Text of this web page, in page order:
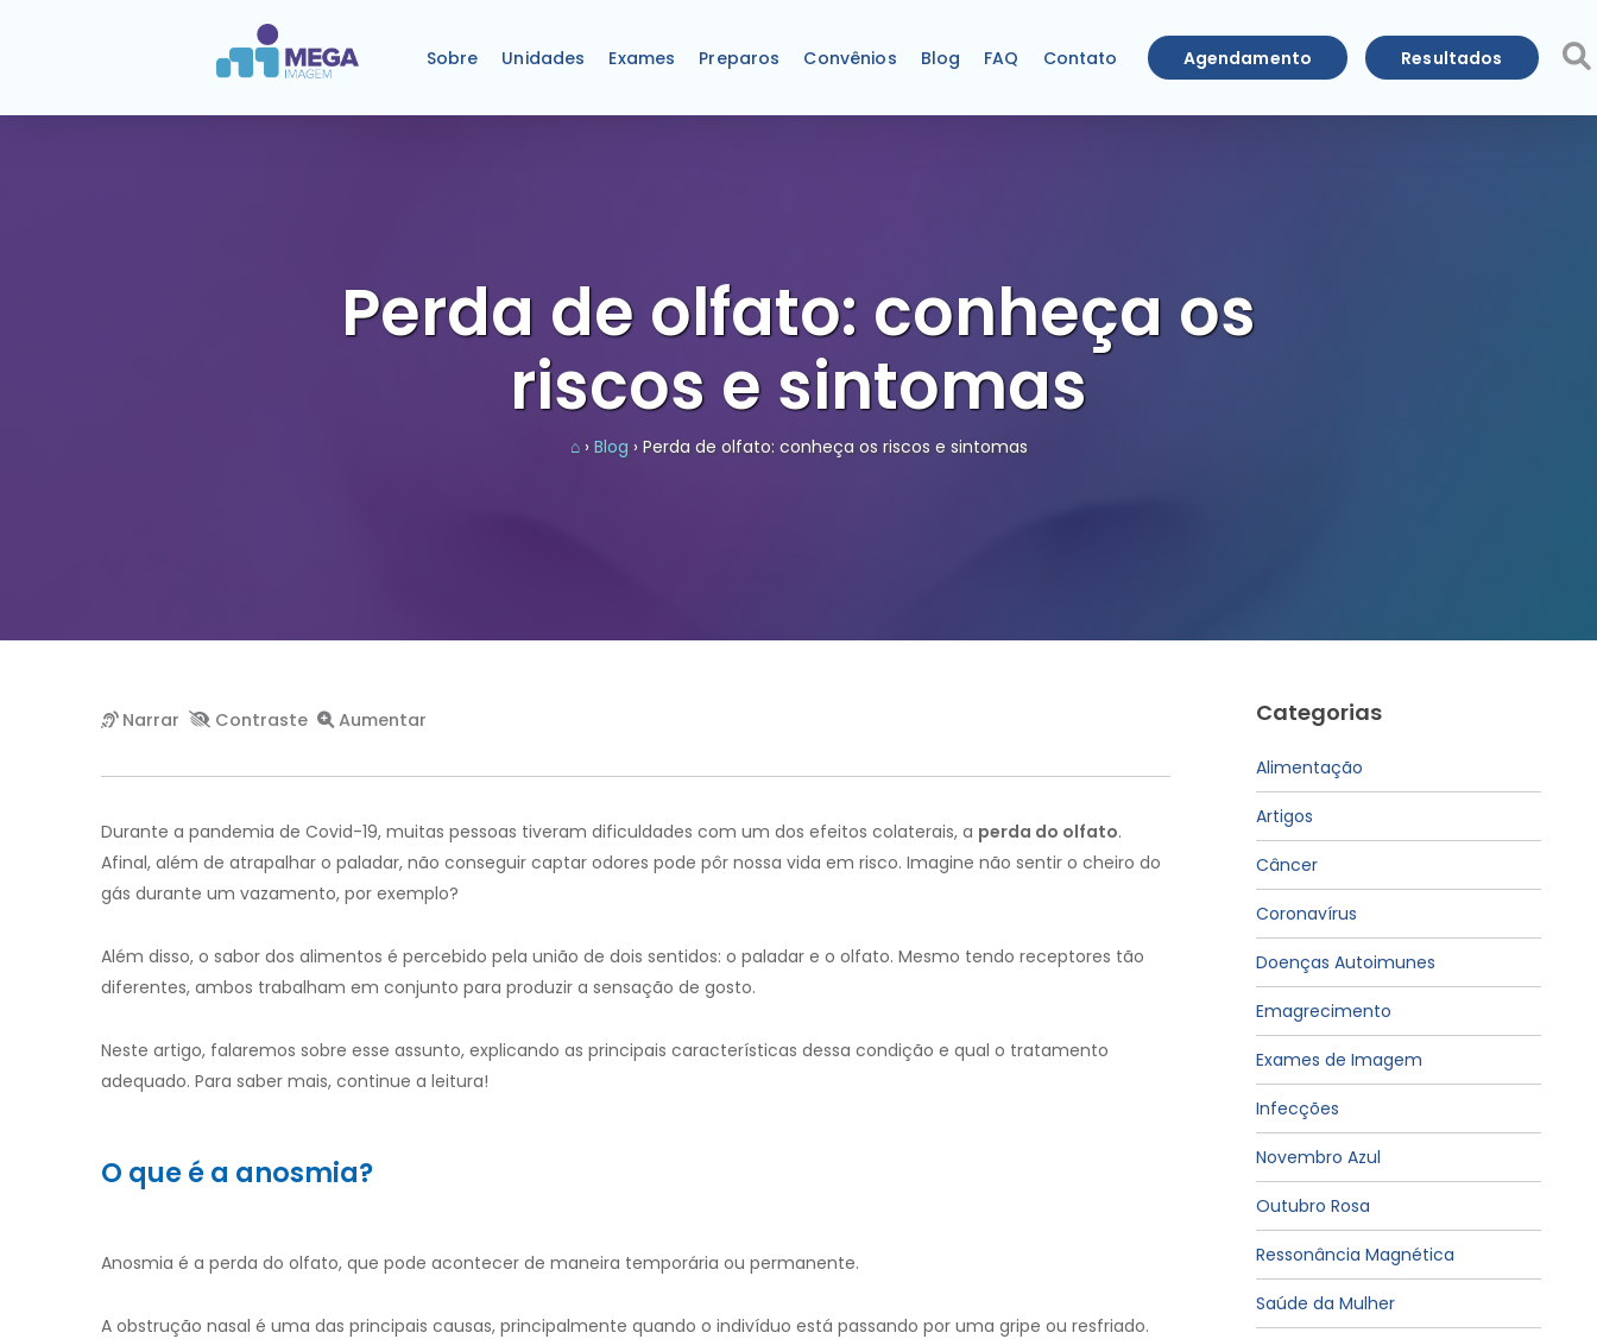
Sobre Unidades Exames Preparos Convênios Blog FAQ Contato Agendamento Resultados
Perda de olfato: conheça os
riscos e sintomas
⌂› Blog› Perda de olfato: conheça os riscos e sintomas
Durante a pandemia de Covid-19, muitas pessoas tiveram dificuldades com um dos efeitos colaterais, a perda do olfato.
Afinal, além de atrapalhar o paladar, não conseguir captar odores pode pôr nossa vida em risco. Imagine não sentir o cheiro do
gás durante um vazamento, por exemplo?
Além disso, o sabor dos alimentos é percebido pela união de dois sentidos: o paladar e o olfato. Mesmo tendo receptores tão
diferentes, ambos trabalham em conjunto para produzir a sensação de gosto.
Neste artigo, falaremos sobre esse assunto, explicando as principais características dessa condição e qual o tratamento
adequado. Para saber mais, continue a leitura!
O que é a anosmia?
Anosmia é a perda do olfato, que pode acontecer de maneira temporária ou permanente.
A obstrução nasal é uma das principais causas, principalmente quando o indivíduo está passando por uma gripe ou resfriado.
Categorias
Alimentação
Artigos
Câncer
Coronavírus
Doenças Autoimunes
Emagrecimento
Exames de Imagem
Infecções
Novembro Azul
Outubro Rosa
Ressonância Magnética
Saúde da Mulher